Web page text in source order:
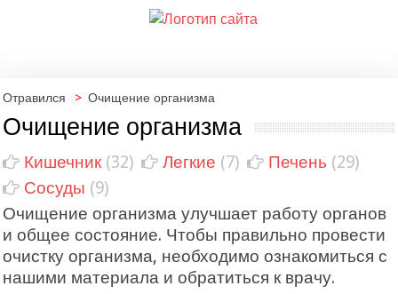
Отравился > Очищение организма
Очищение организма
Кишечник (32) Легкие (7) Печень (29)
Сосуды (9)
Очищение организма улучшает работу органов
и общее состояние. Чтобы правильно провести
очистку организма, необходимо ознакомиться с
нашими материала и обратиться к врачу.
Перечень
продуктов
которые
помогут
снизить